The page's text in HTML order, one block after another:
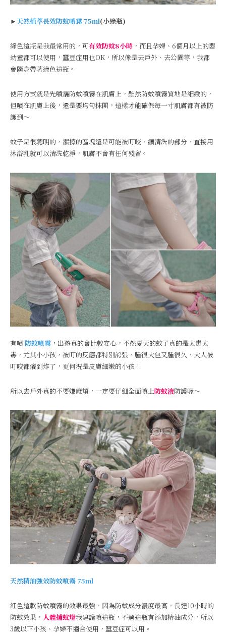
►天然植萃長效防蚊噴霧 75ml(小綠瓶)
綠色這瓶是我最常用的，可有效防蚊8小時 ，而且孕婦、6個月以上的嬰
幼童都可以使用，蠶豆症用也OK，所以像是去戶外、去公園等，我都
會隨身帶著綠色這瓶。
使用方式就是先噴灑防蚊噴霧在肌膚上，雖然防蚊噴霧質地是細緻的，
但噴在肌膚上後，還是要均勻抹開，這樣才能確保每一寸肌膚都有被防
護到～
蚊子是很聰明的，漏擦的區塊還是可能被叮咬，續清洗的部分，直接用
沐浴乳就可以清洗乾淨，肌膚不會有任何殘留。
有噴防蚊噴霧 ，出遊真的會比較安心，不然夏天的蚊子真的是太毒太
毒，尤其小小孩，被叮的反應都特別誇張，腫很大包又腫很久，大人被
叮咬都癢到炸了，更何況是皮膚細嫩的小孩！
所以去戶外真的不要嫌麻煩，一定要仔細全面噴上防蚊液防護喔～
天然精油強效防蚊噴霧 75ml
紅色這款防蚊噴霧的效果最強，因為防蚊成分濃度最高，長達10小時的
防蚊效果， 人體捕蚊燈我建議噴這瓶，不過這瓶有添加精油成分，所以
3歲以下小孩、孕婦不適合使用，蠶豆症可以用。